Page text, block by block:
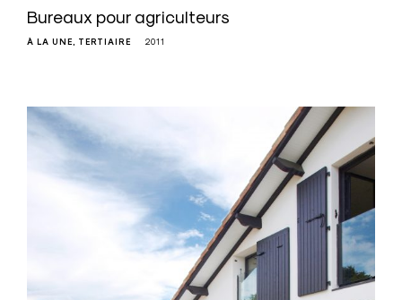
Bureaux pour agriculteurs
À LA UNE TERTIAIRE 2011